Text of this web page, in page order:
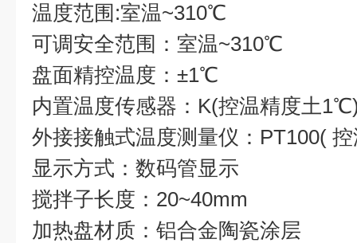
温度范围:室温~310℃
可调安全范围：室温~310℃
盘面精控温度：±1℃
内置温度传感器：K(控温精度土
外接接触式温度测量仪：PT100(
显示方式：数码管显示
搅拌子长度：20~40mm
加热盘材质：铝合金陶瓷涂层